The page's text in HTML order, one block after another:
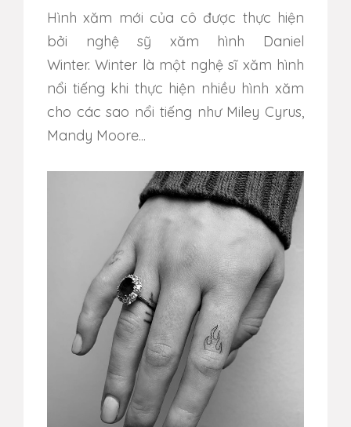
Hình xăm mới của cô được thực hiện
bởi nghệ sỹ xăm hình Daniel
Winter.Winter là một nghệ sĩ xăm hình
nổi tiếng khi thực hiện nhiều hình xăm
cho các sao nổi tiếng như Miley Cyrus,
Mandy Moore...